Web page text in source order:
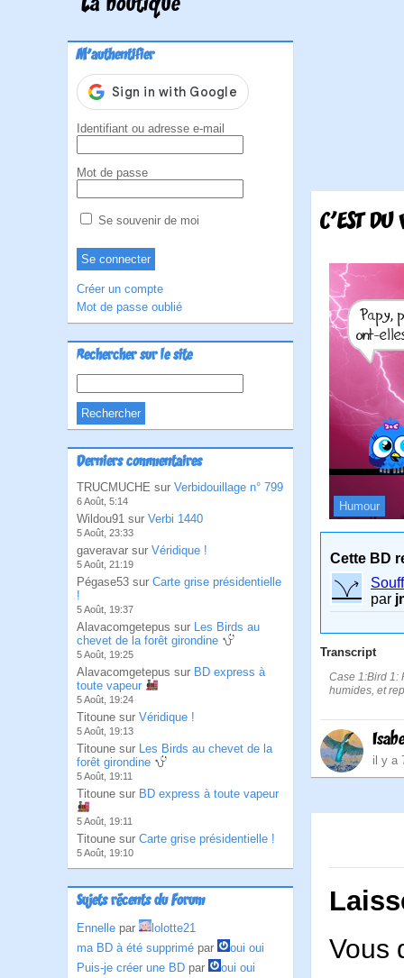
La boutique
M'authentifier
Identifiant ou adresse e-mail
Mot de passe
Se souvenir de moi
Créer un compte
Mot de passe oublié
Rechercher sur le site
Derniers commentaires
TRUCMUCHE sur Verbidouillage n° 799
6 Août, 5:14
Wildou91 sur Verbi 1440
5 Août, 23:33
gaveravar sur Véridique !
5 Août, 21:19
Pégase53 sur Carte grise présidentielle
!
5 Août, 19:37
Alavacomgetepus sur Les Birds au
chevet de la forêt girondine
5 Août, 19:25
Alavacomgetepus sur BD express à
toute vapeur
5 Août, 19:24
Titoune sur Véridique !
5 Août, 19:13
Titoune sur Les Birds au chevet de la
forêt girondine
5 Août, 19:11
Titoune sur BD express à toute vapeur
5 Août, 19:11
Titoune sur Carte grise présidentielle !
5 Août, 19:10
Sujets récents du Forum
Ennelle par
lolotte21
ma BD à été supprimé par
oui oui
Puis-je créer une BD par
oui oui
C'EST DU
Humour
Cette BD
par
Transcript
Case 1:Bird 1:
humides, et
il y a
Vous